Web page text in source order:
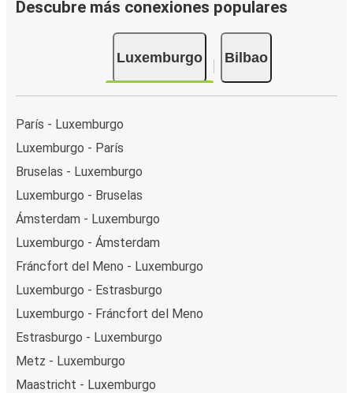
Descubre más conexiones populares
Luxemburgo Bilbao
París - Luxemburgo
Luxemburgo - París
Bruselas - Luxemburgo
Luxemburgo - Bruselas
Ámsterdam - Luxemburgo
Luxemburgo - Ámsterdam
Fráncfort del Meno - Luxemburgo
Luxemburgo - Estrasburgo
Luxemburgo - Fráncfort del Meno
Estrasburgo - Luxemburgo
Metz - Luxemburgo
Maastricht - Luxemburgo